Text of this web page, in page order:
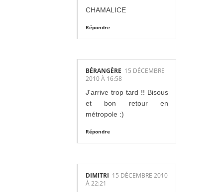
CHAMALICE
Répondre
BÉRANGÈRE 15 DÉCEMBRE
2010 À 16:58
J'arrive trop tard !! Bisous
et bon retour en
métropole :)
Répondre
DIMITRI 15 DÉCEMBRE 2010
À 22:21